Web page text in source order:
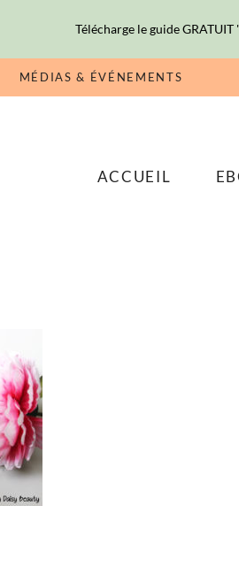
MÉDIAS & ÉVÉNEMENTS
ACCUEIL
Télécharge le guide